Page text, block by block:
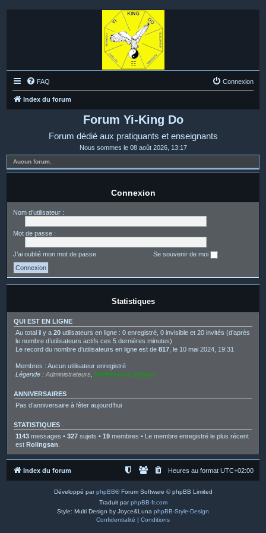
FAQ Connexion
Index du forum
Forum Yi-King Do
Forum dédié aux pratiquants et enseignants
Nous sommes le 08 août 2026, 13:17
Aucun forum.
Connexion
Nom d’utilisateur :
Mot de passe :
J’ai oublié mon mot de passe Se souvenir de moi
Statistiques
QUI EST EN LIGNE
Au total il y a 20 utilisateurs en ligne : 0 enregistré, 0 invisible et 20 invités (d’après
le nombre d’utilisateurs actifs ces 5 dernières minutes)
Le record du nombre d’utilisateurs en ligne est de 817 , le 10 mai 2024, 19:31
Membres : Aucun utilisateur enregistré
Légende : Administrateurs Modérateurs globaux
ANNIVERSAIRES
Pas d’anniversaire à fêter aujourd’hui
STATISTIQUES
1143 messages • 327 sujets • 19 membres • Le membre enregistré le plus récent
est Rolingsan
Index du forum Heures au format UTC+02:00
Développé parphpBB® Forum Software © phpBB Limited
Traduit parphpBB-fr.com
Style: Multi Design by Joyce&Luna phpBB-Style-Design
Confidentialité | Conditions